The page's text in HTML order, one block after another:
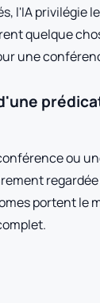
l'IA privilégie
quelque
une
ou
portent le